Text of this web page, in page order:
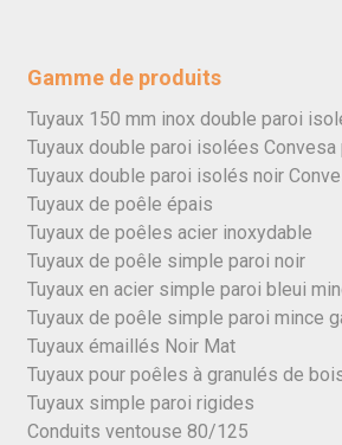
Gamme de produits
Tuyaux 150 mm inox double paroi
Tuyaux double paroi isolées Convesa
Tuyaux double paroi isolés noir
Tuyaux de poêle épais
Tuyaux de poêles acier inoxydable
Tuyaux de poêle simple paroi noir
Tuyaux en acier simple paroi bleui
Tuyaux de poêle simple paroi mince
Tuyaux émaillés Noir Mat
Tuyaux pour poêles à granulés de
Tuyaux simple paroi rigides
Conduits ventouse 80/125